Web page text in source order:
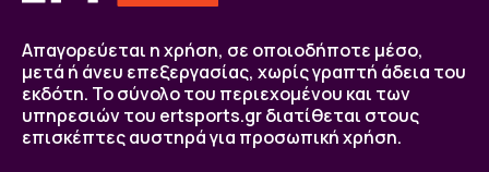
Απαγορεύεται η χρήση, σε οποιοδήποτε μέσο,
μετά ή άνευ επεξεργασίας, χωρίς γραπτή άδεια του
εκδότη. Το σύνολο του περιεχομένου και των
υπηρεσιών του ertsports.gr διατίθεται στους
επισκέπτες αυστηρά για προσωπική χρήση.